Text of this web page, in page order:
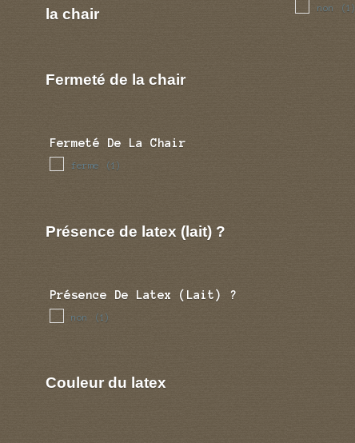
la chair
Fermeté de la chair
Fermeté De La Chair
ferme (1)
Présence de latex (lait) ?
Présence De Latex (lait) ?
non (1)
Couleur du latex
non (1)